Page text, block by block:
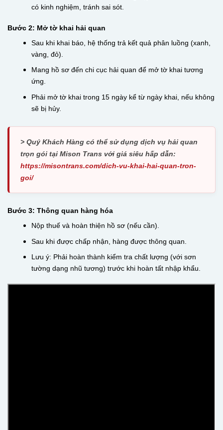
có kinh nghiệm, tránh sai sót.
Bước 2: Mở tờ khai hải quan
Sau khi khai báo, hệ thống trả kết quả phân luồng (xanh,
vàng, đỏ).
Mang hồ sơ đến chi cục hải quan để mở tờ khai tương
ứng.
Phải mở tờ khai trong 15 ngày kể từ ngày khai, nếu không
sẽ bị hủy.
> Quý Khách Hàng có thể sử dụng dịch vụ hải quan
trọn gói tại Mison Trans với giá siêu hấp dẫn:
https://misontrans.com/dich-vu-khai-hai-quan-tron-
goi/
Bước 3: Thông quan hàng hóa
Nộp thuế và hoàn thiện hồ sơ (nếu cần).
Sau khi được chấp nhận, hàng được thông quan.
Lưu ý: Phải hoàn thành kiểm tra chất lượng (với sơn
tường dạng nhũ tương) trước khi hoàn tất nhập khẩu.